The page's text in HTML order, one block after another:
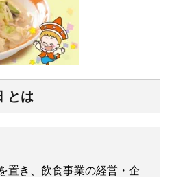
とは
置き、飲食事業の経営・企